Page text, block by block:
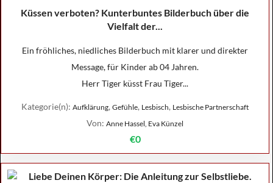
Küssen verboten? Kunterbuntes Bilderbuch über die
Vielfalt der...
Ein fröhliches, niedliches Bilderbuch mit klarer und direkter
Message, für Kinder ab 04 Jahren.
Herr Tiger küsst Frau Tiger...
Kategorie(n): Aufklärung, Gefühle, Lesbisch, Lesbische Partnerschaft
Von: Anne Hassel, Eva Künzel
€0